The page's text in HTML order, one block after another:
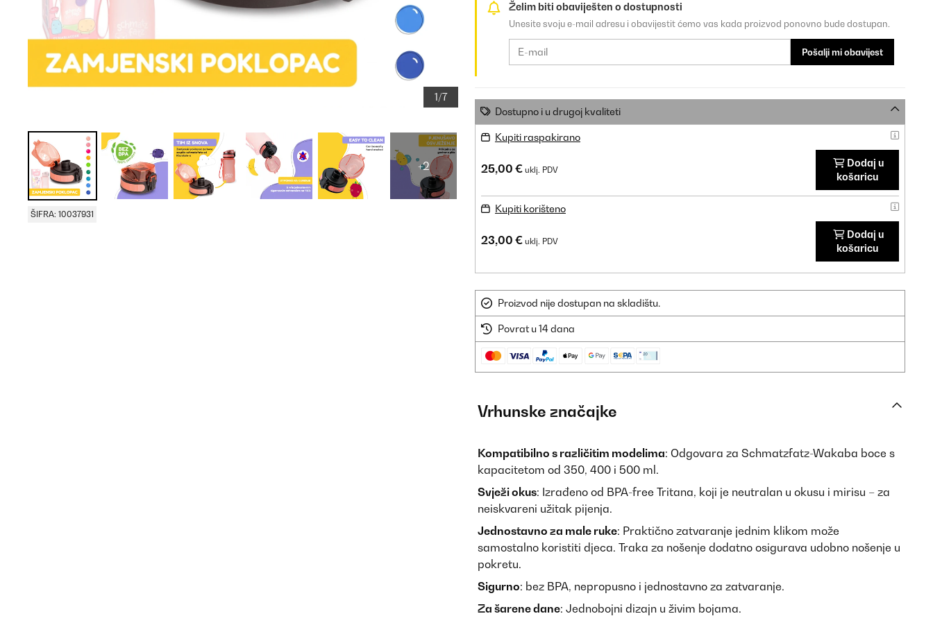
1/7
+2
ŠIFRA: 10037931
Želim biti obaviješten o dostupnosti
Unesite svoju e-mail adresu i obavijestit ćemo vas kada proizvod ponovno bude dostupan.
Pošalji mi obavijest
Dostupno i u drugoj kvaliteti
Kupiti raspakirano
25,00 € uklj. PDV
Dodaj u
košaricu
Kupiti korišteno
23,00 € uklj. PDV
Dodaj u
košaricu
Proizvod nije dostupan na skladištu.
Povrat u 14 dana
Vrhunske značajke
Kompatibilno s različitim modelima: Odgovara za Schmatzfatz-Wakaba boce s
kapacitetom od 350, 400 i 500 ml.
Svježi okus: Izrađeno od BPA-free Tritana, koji je neutralan u okusu i mirisu – za
neiskvareni užitak pijenja.
Jednostavno za male ruke: Praktično zatvaranje jednim klikom može
samostalno koristiti djeca. Traka za nošenje dodatno osigurava udobno nošenje u
pokretu.
Sigurno: bez BPA, nepropusno i jednostavno za zatvaranje.
Za šarene dane: Jednobojni dizajn u živim bojama.